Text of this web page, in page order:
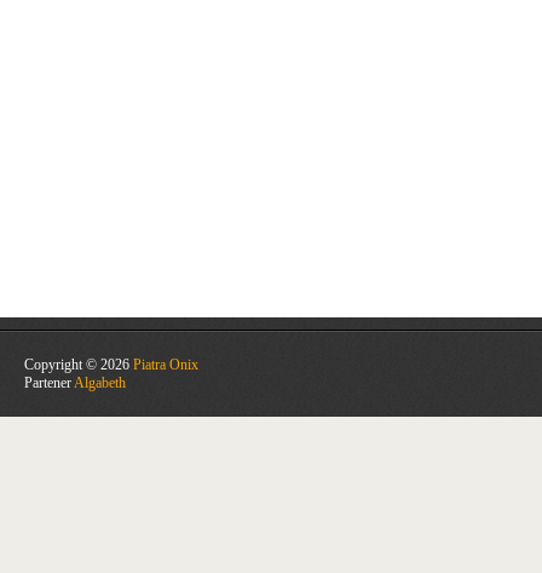
Copyright © 2026 Piatra Onix
Partener Algabeth